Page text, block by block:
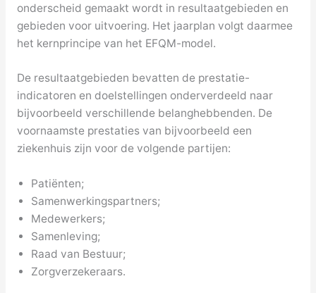
onderscheid gemaakt wordt in resultaatgebieden en
gebieden voor uitvoering. Het jaarplan volgt daarmee
het kernprincipe van het EFQM-model.
De resultaatgebieden bevatten de prestatie-
indicatoren en doelstellingen onderverdeeld naar
bijvoorbeeld verschillende belanghebbenden. De
voornaamste prestaties van bijvoorbeeld een
ziekenhuis zijn voor de volgende partijen:
Patiënten;
Samenwerkingspartners;
Medewerkers;
Samenleving;
Raad van Bestuur;
Zorgverzekeraars.